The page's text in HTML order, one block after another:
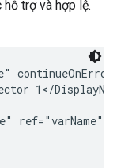
trợ và hợp lệ.
1</
ref="varName"